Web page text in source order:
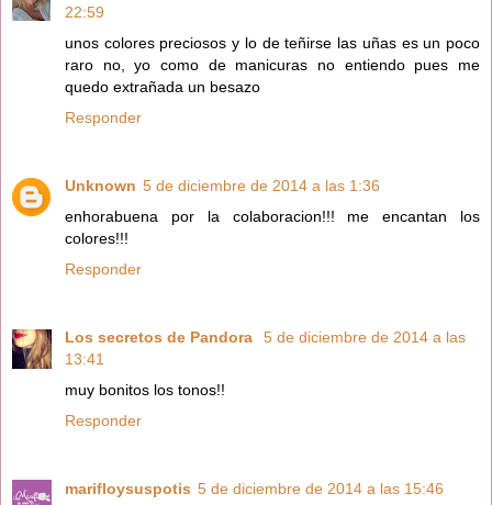
22:59
unos colores preciosos y lo de teñirse las uñas es un poco
raro no, yo como de manicuras no entiendo pues me
quedo extrañada un besazo
Responder
Unknown 5 de diciembre de 2014 a las 1:36
enhorabuena por la colaboracion!!! me encantan los
colores!!!
Responder
Los secretos de Pandora
5 de diciembre de 2014 a las
13:41
muy bonitos los tonos!!
Responder
marifloysuspotis 5 de diciembre de 2014 a las 15:46